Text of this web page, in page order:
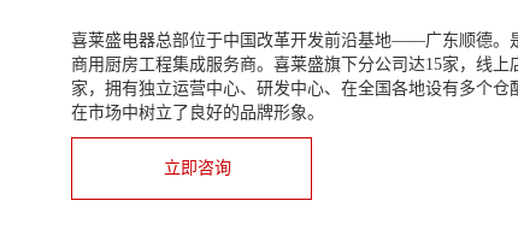
喜莱盛电器总部位于中国改革开发前沿基地——广东顺德。
商用厨房工程集成服务商。喜莱盛旗下分公司达15家，线
家，拥有独立运营中心、研发中心、在全国各地设有多个
在市场中树立了良好的品牌形象。
立即咨询